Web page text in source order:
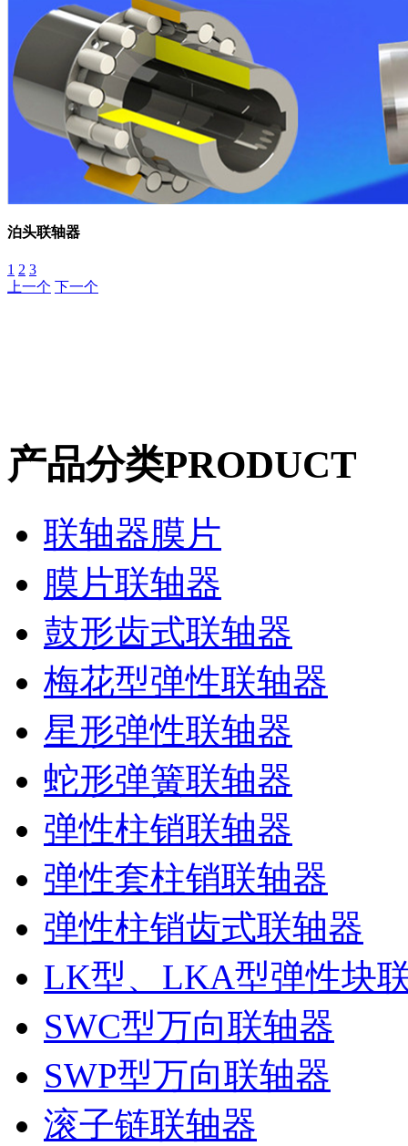
泊头联轴器
1 2 3
上一个 下一个
产品分类PRODUCT
联轴器膜片
膜片联轴器
鼓形齿式联轴器
梅花型弹性联轴器
星形弹性联轴器
蛇形弹簧联轴器
弹性柱销联轴器
弹性套柱销联轴器
弹性柱销齿式联轴器
LK型、LKA型弹性块
SWC型万向联轴器
SWP型万向联轴器
滚子链联轴器